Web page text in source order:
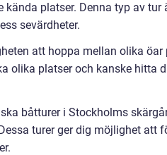
platser. Denna typ av
sevärdheter.
att hoppa mellan olika
olika platser och kanske hitta
båtturer i Stockholms
turer ger dig möjlighet att